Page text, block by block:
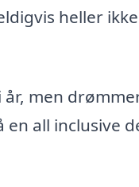
heller
men
all inclusive